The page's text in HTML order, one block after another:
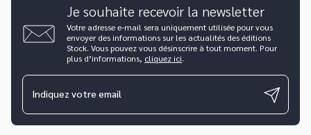
Je souhaite recevoir la newsletter
Votre adresse e-mail sera uniquement utilisée pour vous
envoyer des informations sur les actualités des éditions
Stock. Vous pouvez vous désinscrire à tout moment. Pour
plus d’informations, cliquez ici.
Indiquez votre email